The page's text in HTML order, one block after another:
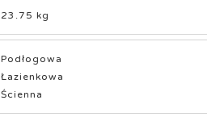
23.75 kg
Podłogowa
Łazienkowa
Ścienna